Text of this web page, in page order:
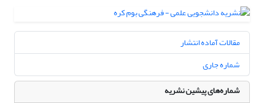
مقالات آماده انتشار
شماره جاری
شماره‌های پیشین نشریه